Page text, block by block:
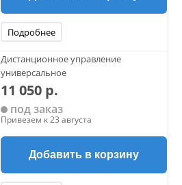
Подробнее
Дистанционное управление
универсальное
11 050 р.
под заказ
Привезем к 23 августа
Добавить в корзину